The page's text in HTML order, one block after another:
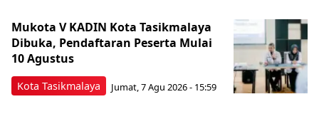
Kota Tasikmalaya
Mukota V KADIN Kota Tasikmalaya
Dibuka, Pendaftaran Peserta Mulai
10 Agustus
Jumat, 7 Agu 2026 - 15:59